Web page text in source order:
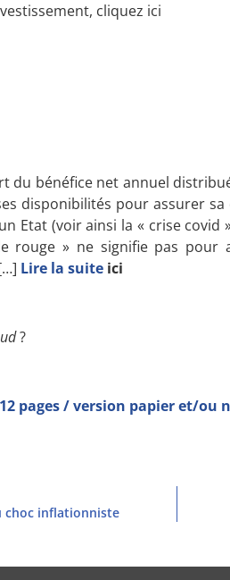
cliquez ici
du bénéfice net annuel
disponibilités pour assurer
Etat (voir ainsi la « crise
rouge » ne signifie pas pour
Lire la suite ici
?
pages / version papier et/ou
choc inflationniste